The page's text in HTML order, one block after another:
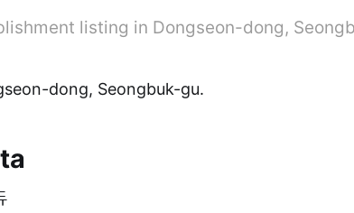
listing in Dongseon-dong,
dong, Seongbuk-gu.